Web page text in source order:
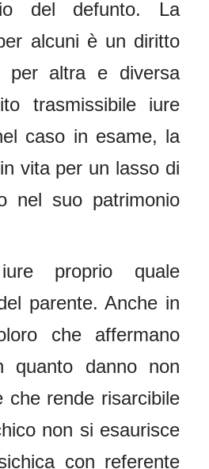
del defunto. La
alcuni è un diritto
per altra e diversa
trasmissibile iure
caso in esame, la
vita per un lasso di
nel suo patrimonio
proprio quale
parente. Anche in
che affermano
quanto danno non
che rende risarcibile
non si esaurisce
con referente